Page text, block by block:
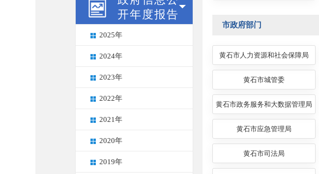
开年度报告
2025年
2024年
2023年
2022年
2021年
2020年
2019年
市政府部门
黄石市人力资源和社会保障局
黄石市城管委
黄石市政务服务和大数据管理局
黄石市应急管理局
黄石市司法局